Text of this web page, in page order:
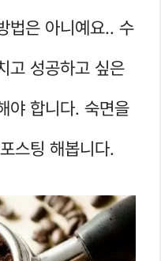
법은 아니예요.. 수
고 성공하고 싶은
야 합니다. 숙면을
스팅 해봅니다.